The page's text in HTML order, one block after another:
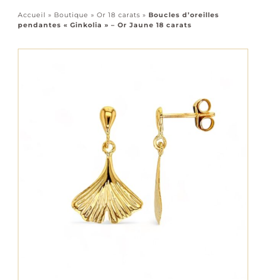
Tous les bijoux
Accueil » Boutique » Or 18 carats » Boucles d’oreilles
pendantes « Ginkolia » – Or Jaune 18 carats